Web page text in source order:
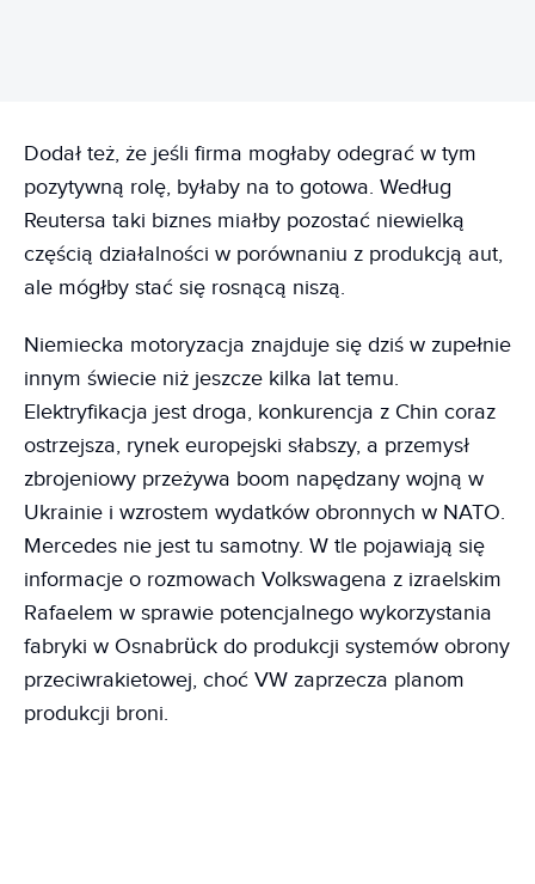
Dodał też, że jeśli firma mogłaby odegrać w tym
pozytywną rolę, byłaby na to gotowa. Według
Reutersa taki biznes miałby pozostać niewielką
częścią działalności w porównaniu z produkcją aut,
ale mógłby stać się rosnącą niszą.
Niemiecka motoryzacja znajduje się dziś w zupełnie
innym świecie niż jeszcze kilka lat temu.
Elektryfikacja jest droga, konkurencja z Chin coraz
ostrzejsza, rynek europejski słabszy, a przemysł
zbrojeniowy przeżywa boom napędzany wojną w
Ukrainie i wzrostem wydatków obronnych w NATO.
Mercedes nie jest tu samotny. W tle pojawiają się
informacje o rozmowach Volkswagena z izraelskim
Rafaelem w sprawie potencjalnego wykorzystania
fabryki w Osnabrück do produkcji systemów obrony
przeciwrakietowej, choć VW zaprzecza planom
produkcji broni.